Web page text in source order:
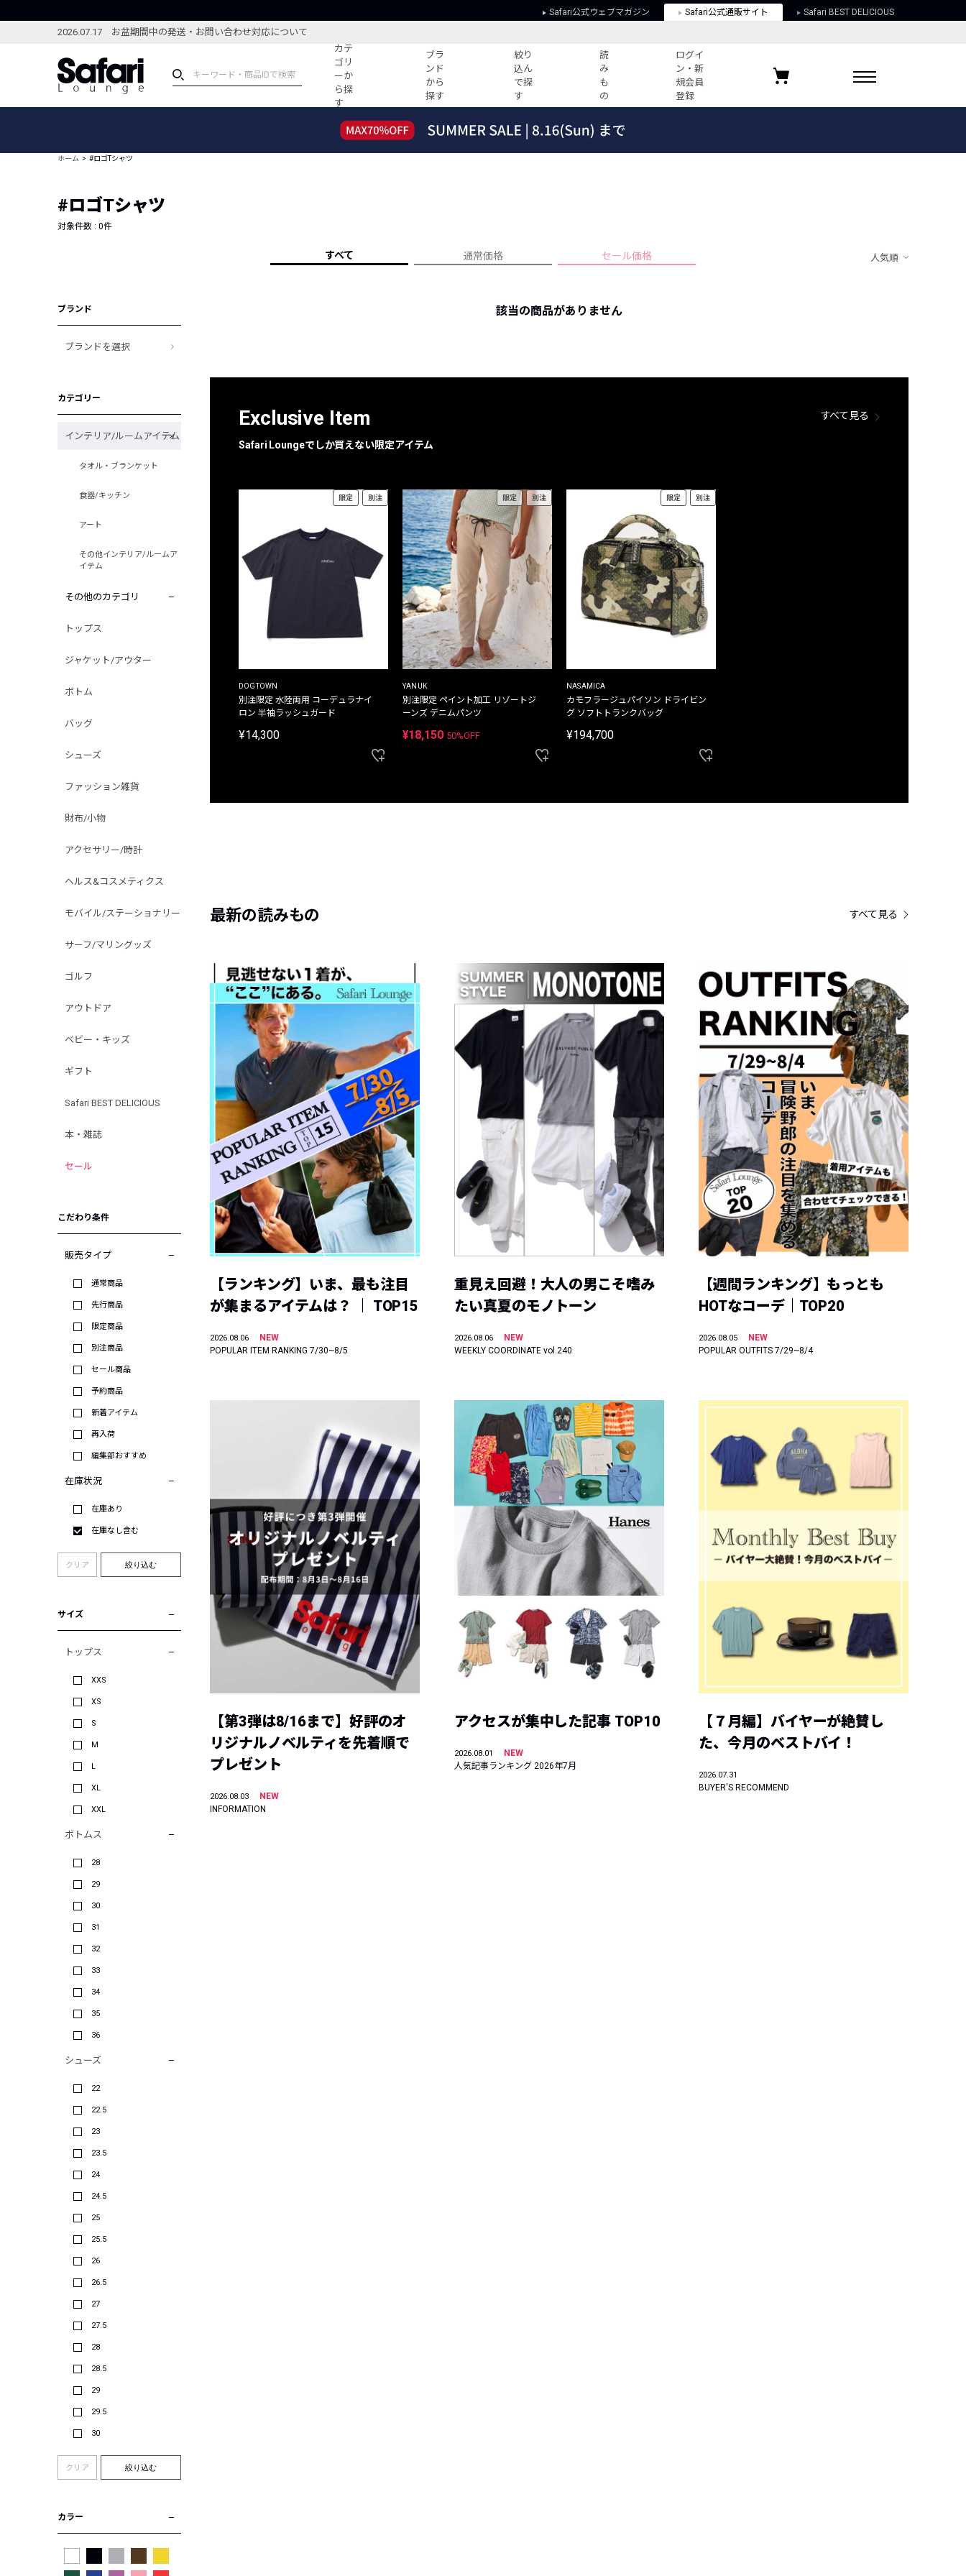
Safari公式ウェブマガジン Safari公式通販サイト Safari BEST DELICIOUS
2026.07.17 お盆期間中の発送・お問い合わせ対応について
カテ
ゴリ
ーか
ら探
す
ブラ
ンド
から
探す
絞り
込ん
で探
す
読
み
も
の
ログイ
ン・新
規会員
登録
ブランドから探す
新着アイテム
編集部のおすすめアイテム
すべての記事
人気記事ランキング
フォーカスブランド
プライバシーポリシー
お気に入りブランド
ホーム #ロゴTシャツ
#ロゴTシャツ
対象件数 : 0件
すべて 通常価格 セール価格 人気順
ブランド
ブランドを選択
カテゴリー
インテリア/ルームアイテム
タオル・ブランケット
食器/キッチン
アート
その他インテリア/ルームア
イテム
その他のカテゴリ
トップス
ジャケット/アウター
ボトム
バッグ
シューズ
ファッション雑貨
財布/小物
アクセサリー/時計
ヘルス&コスメティクス
モバイル/ステーショナリー
サーフ/マリングッズ
ゴルフ
アウトドア
ベビー・キッズ
ギフト
Safari BEST DELICIOUS
本・雑誌
セール
こだわり条件
販売タイプ
通常商品
先行商品
限定商品
別注商品
セール商品
予約商品
新着アイテム
再入荷
編集部おすすめ
在庫状況
在庫あり
在庫なし含む
クリア 絞り込む
サイズ
トップス
XXS
XS
S
M
L
XL
XXL
ボトムス
28
29
30
31
32
33
34
35
36
シューズ
22
22.5
23
23.5
24
24.5
25
25.5
26
26.5
27
27.5
28
28.5
29
29.5
30
クリア 絞り込む
カラー
該当の商品がありません
Exclusive Item
Safari Loungeでしか買えない限定アイテム
すべて見る
限定 別注
DOGTOWN
別注限定 水陸両用 コーデュラナイ
ロン 半袖ラッシュガード
¥14,300
限定 別注
YANUK
別注限定 ペイント加工 リゾートジ
ーンズ デニムパンツ
¥18,150 50%OFF
限定 別注
NASAMICA
カモフラージュパイソン ドライビン
グ ソフトトランクバッグ
¥194,700
最新の読みもの すべて見る
【ランキング】いま、最も注目
が集まるアイテムは？ ｜ TOP15
2026.08.06
NEW
POPULAR ITEM RANKING 7/30~8/5
重見え回避！大人の男こそ嗜み
たい真夏のモノトーン
2026.08.06
NEW
WEEKLY COORDINATE vol.240
【週間ランキング】もっとも
HOTなコーデ｜TOP20
2026.08.05
NEW
POPULAR OUTFITS 7/29~8/4
【第3弾は8/16まで】好評のオ
リジナルノベルティを先着順で
プレゼント
2026.08.03
NEW
INFORMATION
アクセスが集中した記事 TOP10
2026.08.01
NEW
人気記事ランキング 2026年7月
【７月編】バイヤーが絶賛し
た、今月のベストバイ！
2026.07.31
BUYER'S RECOMMEND